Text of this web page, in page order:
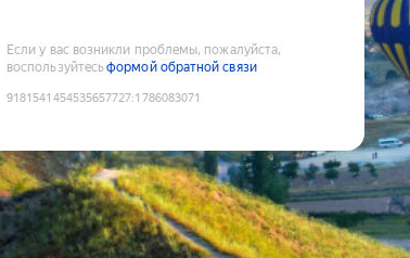
Если у вас возникли проблемы, пожалуйста,
воспользуйтесьформой обратной связи
9181541454535657727:1786083071